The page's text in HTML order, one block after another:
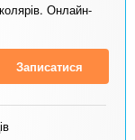
Онлайн-
Записатися